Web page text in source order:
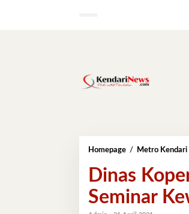
Homepage / Metro Kendari
Dinas
Seminar